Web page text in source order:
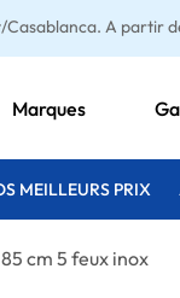
A partir
Marques
MEILLEURS PRIX
cm 5 feux inox